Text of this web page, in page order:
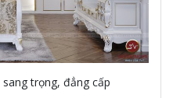
trọng, đẳng cấp